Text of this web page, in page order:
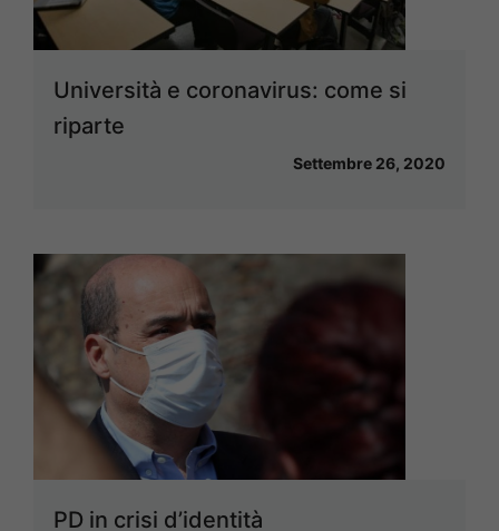
Università e coronavirus: come si
riparte
Settembre 26, 2020
PD in crisi d’identità